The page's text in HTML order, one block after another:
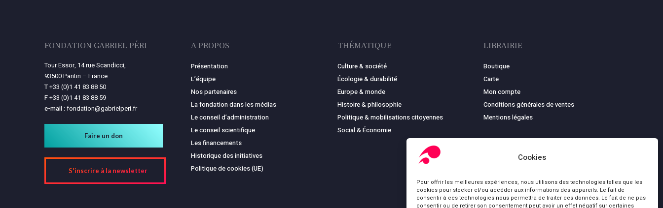
Cookies
Pour offrir les meilleures expériences, nous utilisons des technologies telles que les
cookies pour stocker et/ou accéder aux informations des appareils. Le fait de
consentir à ces technologies nous permettra de traiter ces données. Le fait de ne pas
consentir ou de retirer son consentement peut avoir un effet négatif sur certaines
FONDATION GABRIEL PÉRI
Tour Essor, 14 rue Scandicci,
93500 Pantin – France
T+33 (0)1 41 83 88 50
F+33 (0)1 41 83 88 59
e-mail : fondation@gabrielperi.fr
Faire un don
S'inscrire à la newsletter
A PROPOS
Présentation
L’équipe
Nos partenaires
La fondation dans les médias
Le conseil d’administration
Le conseil scientifique
Les financements
Historique des initiatives
Politique de cookies (UE)
THÉMATIQUE
Culture & société
Écologie & durabilité
Europe & monde
Histoire & philosophie
Politique & mobilisations citoyennes
Social & Économie
LIBRAIRIE
Boutique
Carte
Mon compte
Conditions générales de ventes
Mentions légales